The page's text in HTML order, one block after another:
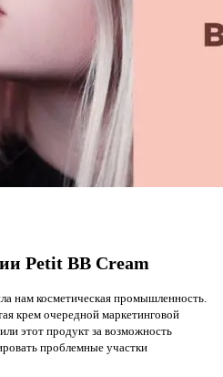
Petit BB Cream
нам косметическая промышленность.
крем очередной маркетинговой
этот продукт за возможность
проблемные участки